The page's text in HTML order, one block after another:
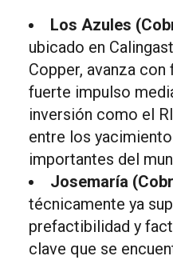
Los Azules
ubicado en
Copper, avanza
fuerte impulso
inversión como el
entre los
importantes del
Josemaría
técnicamente ya
prefactibilidad y
clave que se